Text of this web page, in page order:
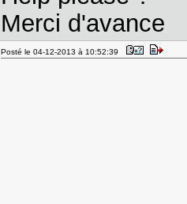
Merci d'avance
Posté le 04-12-2013 à 10:52:39